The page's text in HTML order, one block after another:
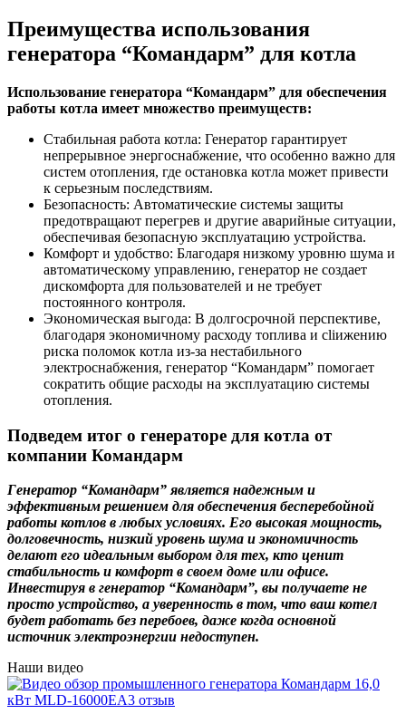
Преимущества использования
генератора “Командарм” для котла
Использование генератора “Командарм” для обеспечения
работы котла имеет множество преимуществ:
Стабильная работа котла: Генератор гарантирует
непрерывное энергоснабжение, что особенно важно для
систем отопления, где остановка котла может привести
к серьезным последствиям.
Безопасность: Автоматические системы защиты
предотвращают перегрев и другие аварийные ситуации,
обеспечивая безопасную эксплуатацию устройства.
Комфорт и удобство: Благодаря низкому уровню шума и
автоматическому управлению, генератор не создает
дискомфорта для пользователей и не требует
постоянного контроля.
Экономическая выгода: В долгосрочной перспективе,
благодаря экономичному расходу топлива и сliижению
риска поломок котла из-за нестабильного
электроснабжения, генератор “Командарм” помогает
сократить общие расходы на эксплуатацию системы
отопления.
Подведем итог о генераторе для котла от
компании Командарм
Генератор “Командарм” является надежным и
эффективным решением для обеспечения бесперебойной
работы котлов в любых условиях. Его высокая мощность,
долговечность, низкий уровень шума и экономичность
делают его идеальным выбором для тех, кто ценит
стабильность и комфорт в своем доме или офисе.
Инвестируя в генератор “Командарм”, вы получаете не
просто устройство, а уверенность в том, что ваш котел
будет работать без перебоев, даже когда основной
источник электроэнергии недоступен.
Наши видео